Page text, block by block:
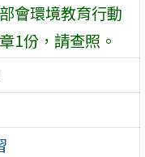
會環境教育行動
1份，請查照。